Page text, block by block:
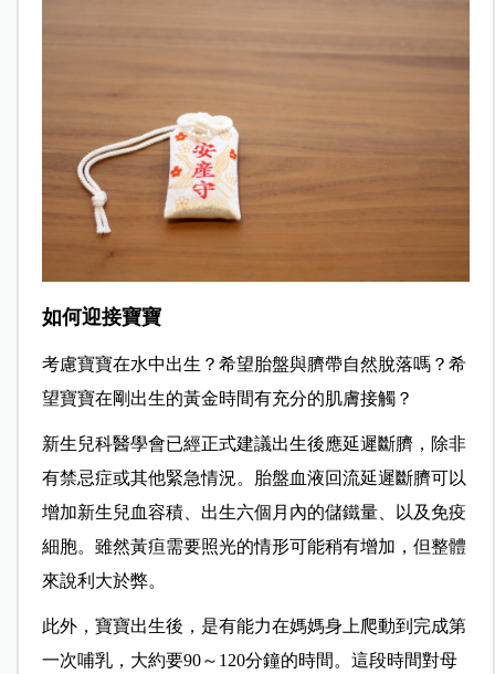
如何迎接寶寶
考慮寶寶在水中出生？希望胎盤與臍帶自然脫落嗎？希
望寶寶在剛出生的黃金時間有充分的肌膚接觸？
新生兒科醫學會已經正式建議出生後應延遲斷臍，除非
有禁忌症或其他緊急情況。胎盤血液回流延遲斷臍可以
增加新生兒血容積、出生六個月內的儲鐵量、以及免疫
細胞。雖然黃疸需要照光的情形可能稍有增加，但整體
來說利大於弊。
此外，寶寶出生後，是有能力在媽媽身上爬動到完成第
一次哺乳，大約要90～120分鐘的時間。這段時間對母